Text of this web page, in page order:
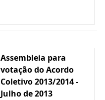
Assembleia para
votação do Acordo
Coletivo 2013/2014 -
Julho de 2013